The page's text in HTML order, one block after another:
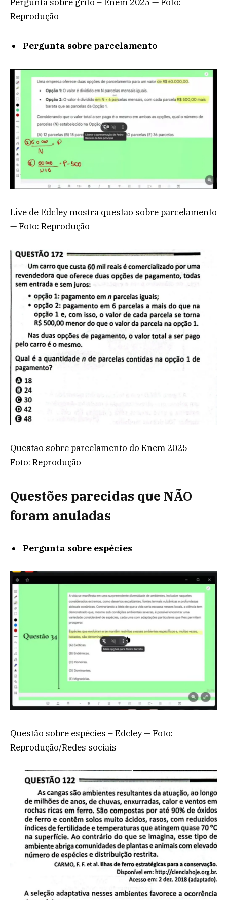
Reprodução
Pergunta sobre parcelamento
Live de Edcley mostra questão sobre parcelamento
— Foto: Reprodução
Questão sobre parcelamento do Enem 2025 —
Foto: Reprodução
Questões parecidas que NÃO
foram anuladas
Pergunta sobre espécies
Questão sobre espécies – Edcley — Foto:
Reprodução/Redes sociais